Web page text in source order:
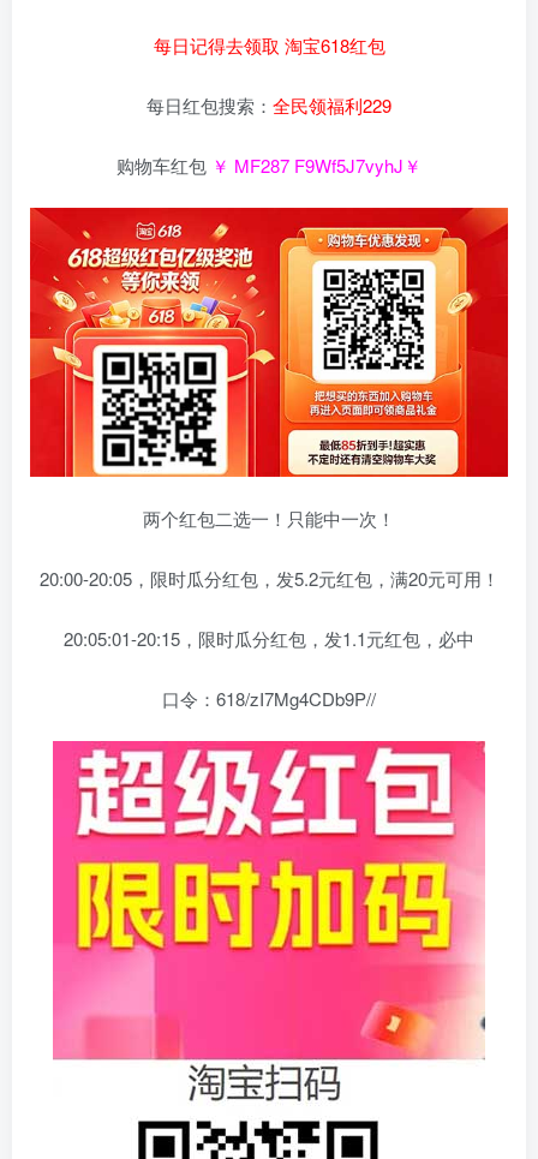
每日记得去领取 淘宝618红包
每日红包搜索： 全民领福利229
购物车红包 ￥ MF287 F9Wf5J7vyhJ￥
两个红包二选一！只能中一次！
20:00-20:05，限时瓜分红包，发5.2元红包，满20元可用！
20:05:01-20:15，限时瓜分红包，发1.1元红包，必中
口令：618/zI7Mg4CDb9P//